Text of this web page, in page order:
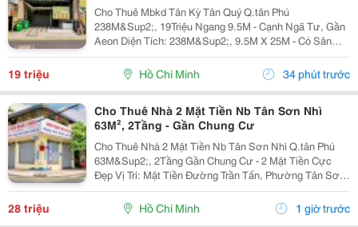
Cho Thuê Mbkd Tân Kỳ Tân Quý Q.tân Phú
238M&Sup2;, 19Triệu Ngang 9.5M - Cạnh Ngã Tư, Gần
Aeon Diện Tích: 238M&Sup2;, 9.5M X 25M - Có Sân
Cực Rộng Kết Cấu: 1Trệt Trống Suốt, Có 2 Pn Thích
Hợp: Quán Ăn,Cafe, Spa-Nails, Shop Điện Thoại, Phụ
Kiện,...
19 triệu Hồ Chí Minh 34 phút trước
Cho Thuê Nhà 2 Mặt Tiền Nb Tân Sơn Nhì
63M², 2Tầng - Gần Chung Cư
Cho Thuê Nhà 2 Mặt Tiền Nb Tân Sơn Nhì Q.tân Phú
63M&Sup2;, 2Tầng Gần Chung Cư - 2 Mặt Tiền Cực
Đẹp Vị Trí: Mặt Tiền Đường Trần Tấn, Phường Tân Sơn
Nhì, Quận Tân Phú, Tp.hcm Diện Tích: 63M&Sup2;, 9M
X 7M Kết Cấu: Trệt, 1 Lầu &Ndash; Gồm 1...
28 triệu Hồ Chí Minh 1 giờ trước